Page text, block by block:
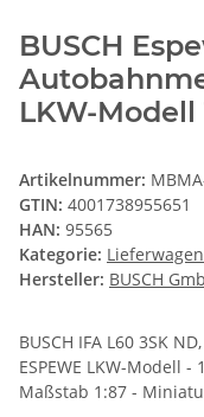
BUSCH
LKW-Modell
Artikelnummer:
GTIN: 4001738955651
HAN: 95565
Kategorie:
Hersteller: BUSCH
BUSCH IFA L60 3SK
ESPEWE LKW-Modell
Maßstab 1:87 -